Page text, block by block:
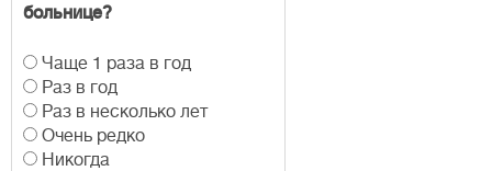
больнице?
В
а
р
и
а
Чаще 1 раза в год
Раз в год
Раз в несколько лет
Очень редко
Никогда